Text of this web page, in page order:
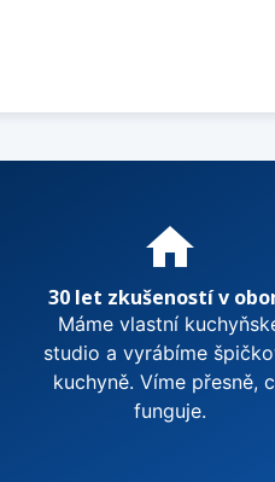
home
30 let zkušeností v
Máme vlastní
studio a vyrábíme
kuchyně. Víme přesně,
funguje.